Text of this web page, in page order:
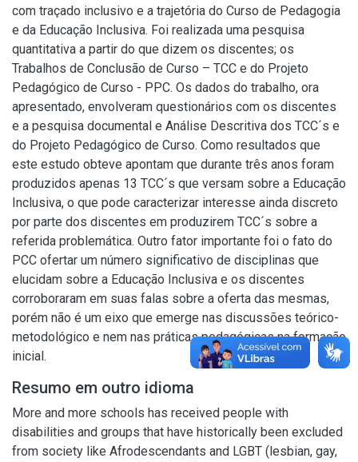
com traçado inclusivo e a trajetória do Curso de Pedagogia
e da Educação Inclusiva. Foi realizada uma pesquisa
quantitativa a partir do que dizem os discentes; os
Trabalhos de Conclusão de Curso – TCC e do Projeto
Pedagógico de Curso - PPC. Os dados do trabalho, ora
apresentado, envolveram questionários com os discentes
e a pesquisa documental e Análise Descritiva dos TCC´s e
do Projeto Pedagógico de Curso. Como resultados que
este estudo obteve apontam que durante três anos foram
produzidos apenas 13 TCC´s que versam sobre a Educação
Inclusiva, o que pode caracterizar interesse ainda discreto
por parte dos discentes em produzirem TCC´s sobre a
referida problemática. Outro fator importante foi o fato do
PCC ofertar um número significativo de disciplinas que
elucidam sobre a Educação Inclusiva e os discentes
corroboraram em suas falas sobre a oferta das mesmas,
porém não é um eixo que emerge nas discussões teórico-
metodológico e nem nas práticas pedagógicas na formação
inicial.
Resumo em outro idioma
More and more schools has received people with
disabilities and groups that have historically been excluded
from society like Afrodescendants and LGBT (lesbian, gay,